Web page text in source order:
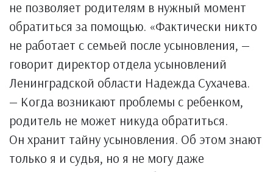
не позволяет родителям в нужный момент
обратиться за помощью. «Фактически никто
не работает с семьей после усыновления, —
говорит директор отдела усыновлений
Ленинградской области Надежда Сухачева.
— Когда возникают проблемы с ребенком,
родитель не может никуда обратиться.
Он хранит тайну усыновления. Об этом знают
только я и судья, но я не могу даже